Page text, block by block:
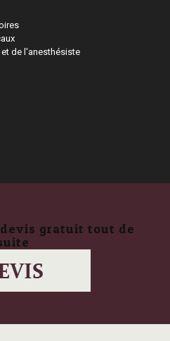
de l'anesthésiste
gratuit tout de